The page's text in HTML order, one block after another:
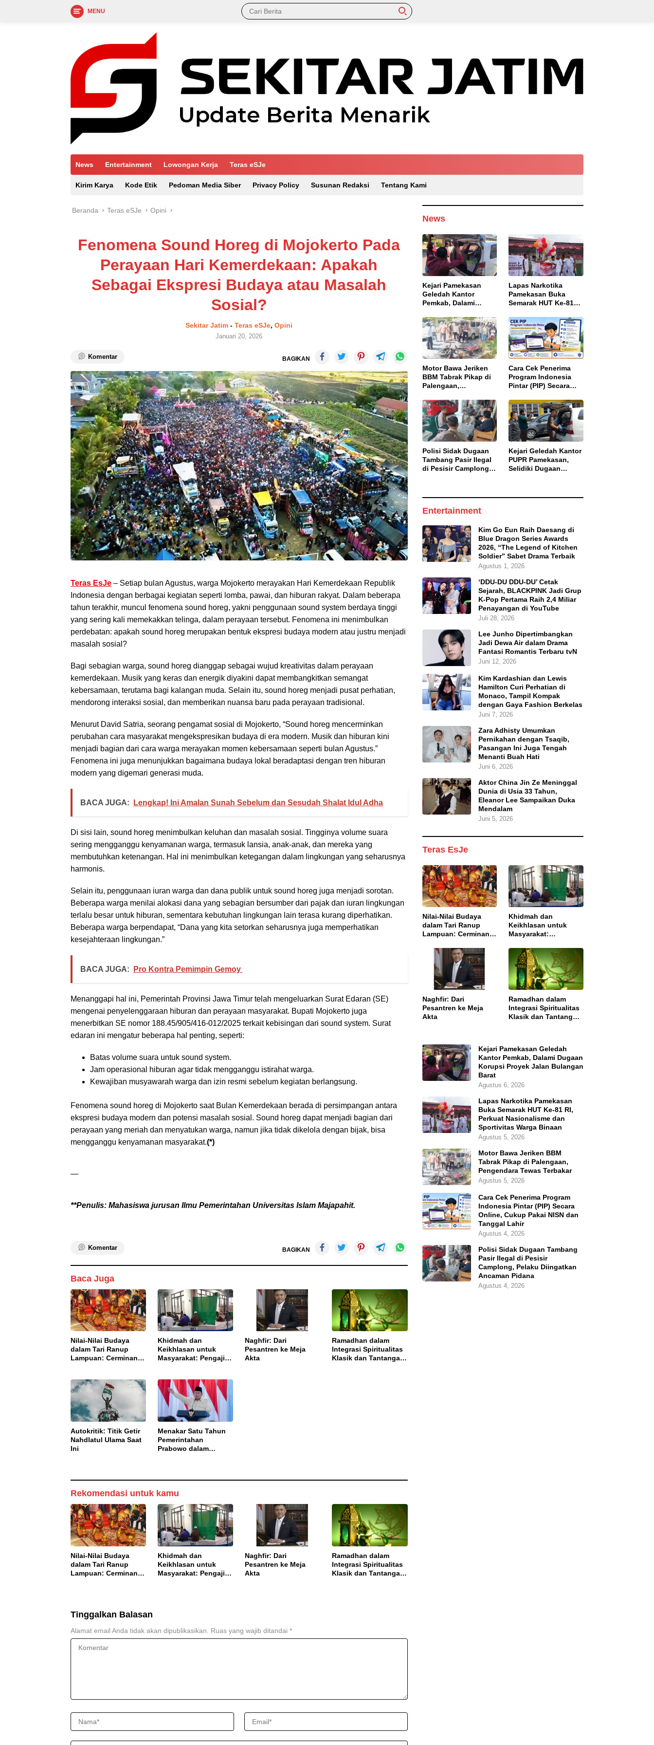
MENU
News Entertainment Lowongan Kerja Teras eSJe
Kirim Karya Kode Etik Pedoman Media Siber Privacy Policy Susunan Redaksi Tentang Kami
Beranda Teras eSJe Opini
Fenomena Sound Horeg di Mojokerto Pada
Perayaan Hari Kemerdekaan: Apakah
Sebagai Ekspresi Budaya atau Masalah
Sosial?
Sekitar Jatim -Teras eSJe,Opini
Januari 20, 2026
Komentar BAGIKAN
Teras EsJe – Setiap bulan Agustus, warga Mojokerto merayakan Hari Kemerdekaan Republik
Indonesia dengan berbagai kegiatan seperti lomba, pawai, dan hiburan rakyat. Dalam beberapa
tahun terakhir, muncul fenomena sound horeg, yakni penggunaan sound system berdaya tinggi
yang sering kali memekakkan telinga, dalam perayaan tersebut. Fenomena ini menimbulkan
perdebatan: apakah sound horeg merupakan bentuk ekspresi budaya modern atau justru menjadi
masalah sosial?
Bagi sebagian warga, sound horeg dianggap sebagai wujud kreativitas dalam perayaan
kemerdekaan. Musik yang keras dan energik diyakini dapat membangkitkan semangat
kebersamaan, terutama bagi kalangan muda. Selain itu, sound horeg menjadi pusat perhatian,
mendorong interaksi sosial, dan memberikan nuansa baru pada perayaan tradisional.
Menurut David Satria, seorang pengamat sosial di Mojokerto, “Sound horeg mencerminkan
perubahan cara masyarakat mengekspresikan budaya di era modern. Musik dan hiburan kini
menjadi bagian dari cara warga merayakan momen kebersamaan seperti bulan Agustus.”
Fenomena ini juga menunjukkan bagaimana budaya lokal beradaptasi dengan tren hiburan
modern yang digemari generasi muda.
BACA JUGA: Lengkap! Ini Amalan Sunah Sebelum dan Sesudah Shalat Idul Adha
Di sisi lain, sound horeg menimbulkan keluhan dan masalah sosial. Tingginya volume suara
sering mengganggu kenyamanan warga, termasuk lansia, anak-anak, dan mereka yang
membutuhkan ketenangan. Hal ini menimbulkan ketegangan dalam lingkungan yang seharusnya
harmonis.
Selain itu, penggunaan iuran warga dan dana publik untuk sound horeg juga menjadi sorotan.
Beberapa warga menilai alokasi dana yang sebagian bersumber dari pajak dan iuran lingkungan
terlalu besar untuk hiburan, sementara kebutuhan lingkungan lain terasa kurang diperhatikan.
Beberapa warga berpendapat, “Dana yang kita setorkan seharusnya juga memperhatikan
kesejahteraan lingkungan.”
BACA JUGA: Pro Kontra Pemimpin Gemoy
Menanggapi hal ini, Pemerintah Provinsi Jawa Timur telah mengeluarkan Surat Edaran (SE)
mengenai penyelenggaraan hiburan dan perayaan masyarakat. Bupati Mojokerto juga
menerbitkan SE nomor 188.45/905/416-012/2025 terkait kebisingan dari sound system. Surat
edaran ini mengatur beberapa hal penting, seperti:
Batas volume suara untuk sound system.
Jam operasional hiburan agar tidak mengganggu istirahat warga.
Kewajiban musyawarah warga dan izin resmi sebelum kegiatan berlangsung.
Fenomena sound horeg di Mojokerto saat Bulan Kemerdekaan berada di persimpangan antara
ekspresi budaya modern dan potensi masalah sosial. Sound horeg dapat menjadi bagian dari
perayaan yang meriah dan menyatukan warga, namun jika tidak dikelola dengan bijak, bisa
mengganggu kenyamanan masyarakat.(*)
—
**Penulis: Mahasiswa jurusan Ilmu Pemerintahan Universitas Islam Majapahit.
Komentar BAGIKAN
Baca Juga
Nilai-Nilai Budaya
dalam Tari Ranup
Lampuan: Cerminan
Khidmah dan
Keikhlasan untuk
Masyarakat: Pengajian
Naghfir: Dari
Pesantren ke Meja
Akta
Ramadhan dalam
Integrasi Spiritualitas
Klasik dan Tantangan
Autokritik: Titik Getir
Nahdlatul Ulama Saat
Ini
Menakar Satu Tahun
Pemerintahan
Prabowo dalam
Rekomendasi untuk kamu
Nilai-Nilai Budaya
dalam Tari Ranup
Lampuan: Cerminan
Khidmah dan
Keikhlasan untuk
Masyarakat: Pengajian
Naghfir: Dari
Pesantren ke Meja
Akta
Ramadhan dalam
Integrasi Spiritualitas
Klasik dan Tantangan
Tinggalkan Balasan
Alamat email Anda tidak akan dipublikasikan. Ruas yang wajib ditandai *
News
Kejari Pamekasan
Geledah Kantor
Pemkab, Dalami
Proyek Jalan
Bulangan Barat
Lapas Narkotika
Pamekasan Buka
Semarak HUT Ke-81
Nasionalisme dan
Sportivitas Warga
Binaan
Motor Bawa Jeriken
BBM Tabrak Pikap di
Palengaan,
Terbakar
Cara Cek Penerima
Program Indonesia
Pintar (PIP) Secara
NISN dan Tanggal
Lahir
Polisi Sidak Dugaan
Tambang Pasir Ilegal
di Pesisir Camplong,
Kejari Geledah Kantor
PUPR Pamekasan,
Selidiki Dugaan
Entertainment
Kim Go Eun Raih Daesang di
Blue Dragon Series Awards
2026, “The Legend of Kitchen
Soldier” Sabet Drama Terbaik
Agustus 1, 2026
‘DDU-DU DDU-DU’ Cetak
Sejarah, BLACKPINK Jadi Grup
K-Pop Pertama Raih 2,4 Miliar
Penayangan di YouTube
Juli 28, 2026
Lee Junho Dipertimbangkan
Jadi Dewa Air dalam Drama
Fantasi Romantis Terbaru tvN
Juni 12, 2026
Kim Kardashian dan Lewis
Hamilton Curi Perhatian di
Monaco, Tampil Kompak
dengan Gaya Fashion Berkelas
Juni 7, 2026
Zara Adhisty Umumkan
Pernikahan dengan Tsaqib,
Pasangan Ini Juga Tengah
Menanti Buah Hati
Juni 6, 2026
Aktor China Jin Ze Meninggal
Dunia di Usia 33 Tahun,
Eleanor Lee Sampaikan Duka
Mendalam
Juni 5, 2026
Teras EsJe
Nilai-Nilai Budaya
dalam Tari Ranup
Lampuan: Cerminan
Aceh
Khidmah dan
Keikhlasan untuk
Masyarakat:
Ba’dha Subuh
Naghfir: Dari
Pesantren ke Meja
Akta
Ramadhan dalam
Integrasi Spiritualitas
Klasik dan Tantangan
Kejari Pamekasan Geledah
Kantor Pemkab, Dalami Dugaan
Korupsi Proyek Jalan Bulangan
Barat
Agustus 6, 2026
Lapas Narkotika Pamekasan
Buka Semarak HUT Ke-81 RI,
Perkuat Nasionalisme dan
Sportivitas Warga Binaan
Agustus 5, 2026
Motor Bawa Jeriken BBM
Tabrak Pikap di Palengaan,
Pengendara Tewas Terbakar
Agustus 5, 2026
Cara Cek Penerima Program
Indonesia Pintar (PIP) Secara
Online, Cukup Pakai NISN dan
Tanggal Lahir
Agustus 4, 2026
Polisi Sidak Dugaan Tambang
Pasir Ilegal di Pesisir
Camplong, Pelaku Diingatkan
Ancaman Pidana
Agustus 4, 2026